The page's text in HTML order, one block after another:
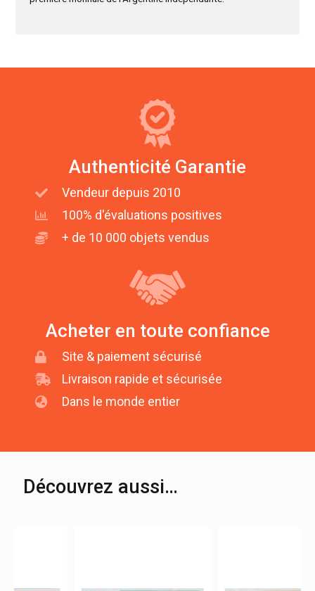
Authenticité Garantie
Vendeur depuis 2010
100% d'évaluations positives
+ de 10 000 objets vendus
Acheter en toute confiance
Site & paiement sécurisé
Livraison rapide et sécurisée
Dans le monde entier
Découvrez aussi…